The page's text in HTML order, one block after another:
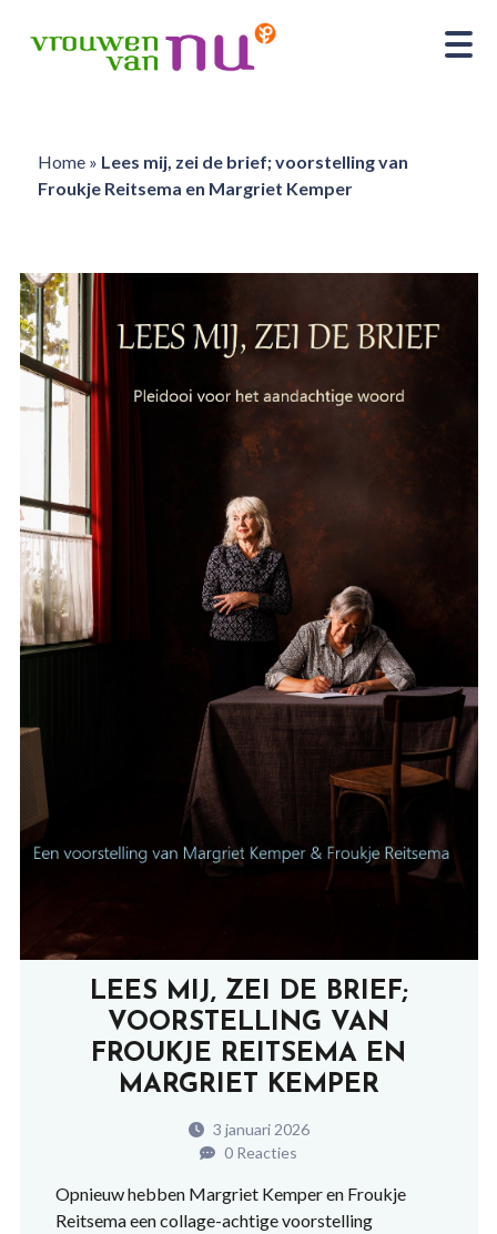
Home» Lees mij, zei de brief; voorstelling van
Froukje Reitsema en Margriet Kemper
LEES MIJ, ZEI DE BRIEF;
VOORSTELLING VAN
FROUKJE REITSEMA EN
MARGRIET KEMPER
3 januari 2026
0 Reacties
Opnieuw hebben Margriet Kemper en Froukje
Reitsema een collage-achtige voorstelling